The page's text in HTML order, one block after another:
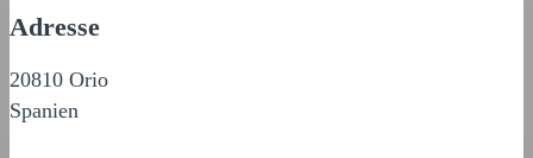
Adresse
20810 Orio
Spanien